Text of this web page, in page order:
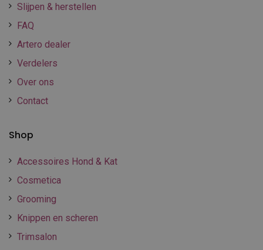
Slijpen & herstellen
FAQ
Artero dealer
Verdelers
Over ons
Contact
Shop
Accessoires Hond & Kat
Cosmetica
Grooming
Knippen en scheren
Trimsalon